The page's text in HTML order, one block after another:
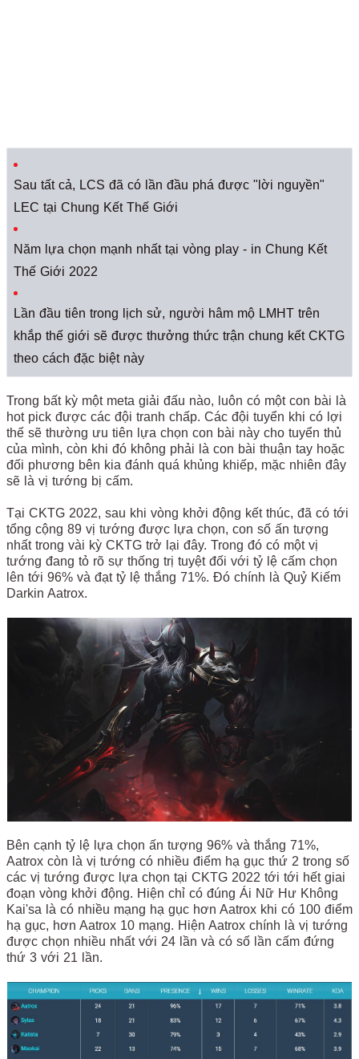
Sau tất cả, LCS đã có lần đầu phá được "lời nguyền"
LEC tại Chung Kết Thế Giới
Năm lựa chọn mạnh nhất tại vòng play - in Chung Kết
Thế Giới 2022
Lần đầu tiên trong lịch sử, người hâm mộ LMHT trên
khắp thế giới sẽ được thưởng thức trận chung kết CKTG
theo cách đặc biệt này
Trong bất kỳ một meta giải đấu nào, luôn có một con bài là
hot pick được các đội tranh chấp. Các đội tuyển khi có lợi
thế sẽ thường ưu tiên lựa chọn con bài này cho tuyển thủ
của mình, còn khi đó không phải là con bài thuận tay hoặc
đối phương bên kia đánh quá khủng khiếp, mặc nhiên đây
sẽ là vị tướng bị cấm.
Tại CKTG 2022, sau khi vòng khởi động kết thúc, đã có tới
tổng cộng 89 vị tướng được lựa chọn, con số ấn tượng
nhất trong vài kỳ CKTG trở lại đây. Trong đó có một vị
tướng đang tỏ rõ sự thống trị tuyệt đối với tỷ lệ cấm chọn
lên tới 96% và đạt tỷ lệ thắng 71%. Đó chính là Quỷ Kiếm
Darkin Aatrox.
Bên cạnh tỷ lệ lựa chọn ấn tượng 96% và thắng 71%,
Aatrox còn là vị tướng có nhiều điểm hạ gục thứ 2 trong số
các vị tướng được lựa chọn tại CKTG 2022 tới tới hết giai
đoạn vòng khởi động. Hiện chỉ có đúng Ái Nữ Hư Không
Kai'sa là có nhiều mạng hạ gục hơn Aatrox khi có 100 điểm
hạ gục, hơn Aatrox 10 mạng. Hiện Aatrox chính là vị tướng
được chọn nhiều nhất với 24 lần và có số lần cấm đứng
thứ 3 với 21 lần.